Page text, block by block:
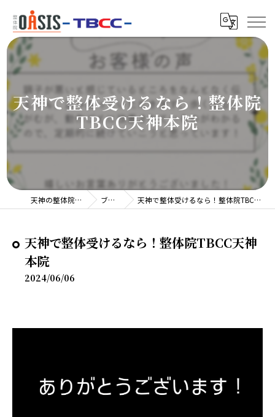
天神で整体受けるなら！整体院
TBCC天神本院
天神の整体院TBCC ブログ 天神で整体受けるなら！整体院TBCC天神本院
天神で整体受けるなら！整体院TBCC天神
本院
2024/06/06